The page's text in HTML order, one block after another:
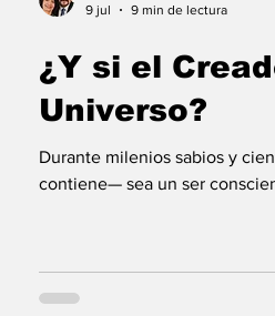
¿Y si el
Universo?
Durante milenios sabios y
contiene— sea un ser
9 jul
9 min de lectura